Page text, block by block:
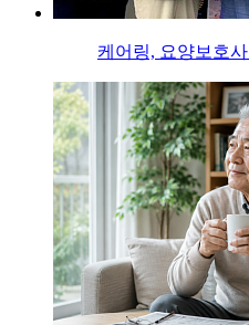
케어링, 요양보호